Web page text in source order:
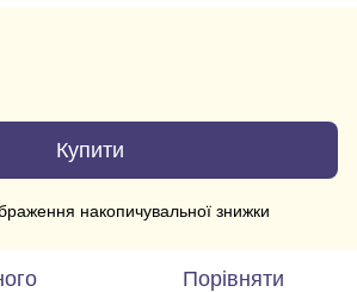
Купити
накопичувальної знижки
Порівняти